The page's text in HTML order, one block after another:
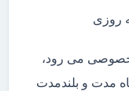
روزی
خصوصی می رود،
مدت و بلندمدت